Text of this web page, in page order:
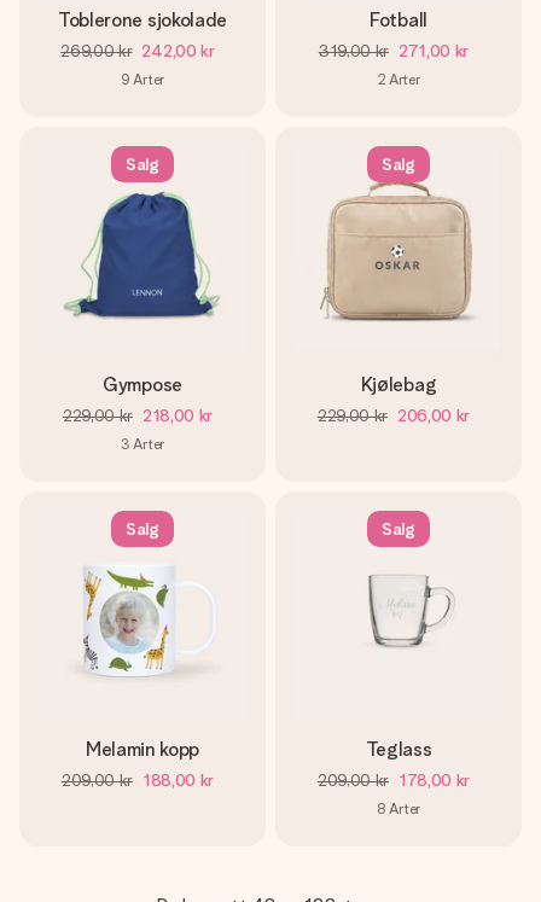
Toblerone sjokolade
269,00 kr 242,00 kr
9 Arter
Fotball
319,00 kr 271,00 kr
2 Arter
Salg
Gympose
229,00 kr 218,00 kr
3 Arter
Salg
Kjølebag
229,00 kr 206,00 kr
Salg
Melamin kopp
209,00 kr 188,00 kr
Salg
Teglass
209,00 kr 178,00 kr
8 Arter